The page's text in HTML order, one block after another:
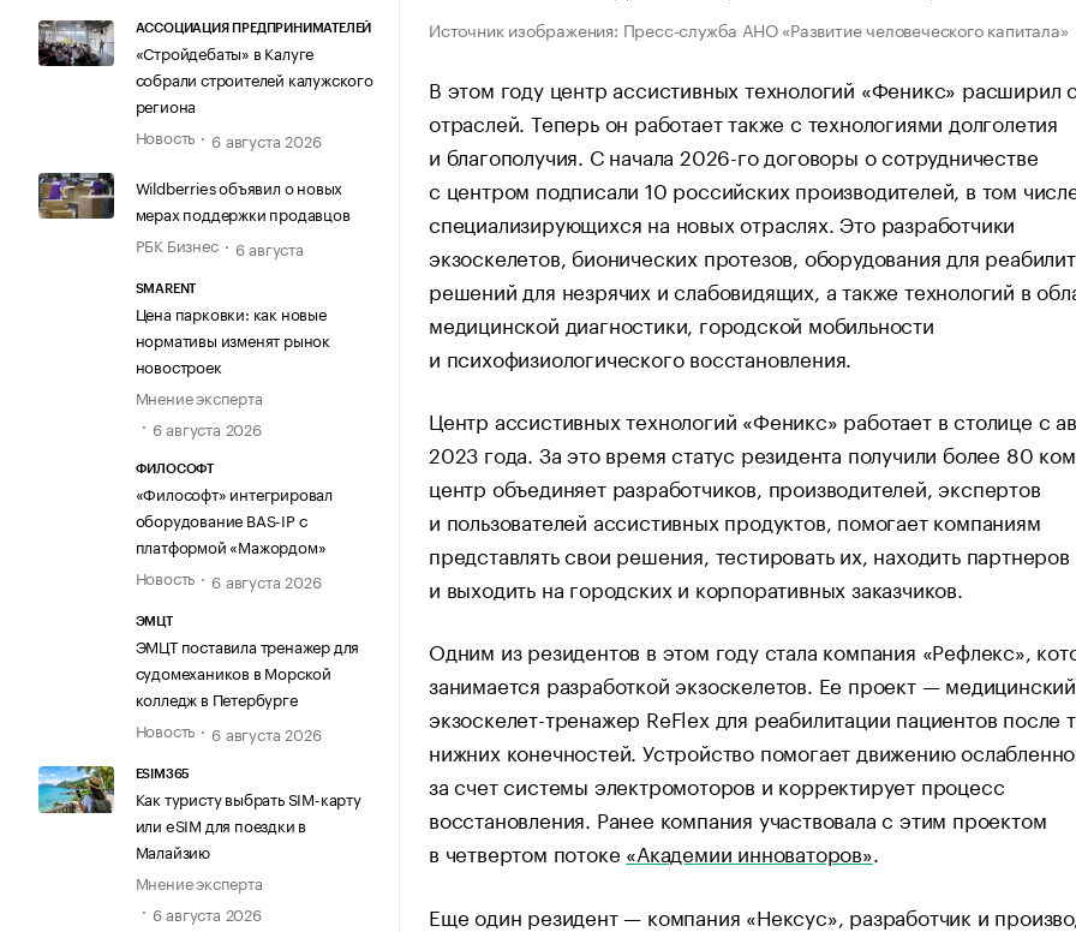
АССОЦИАЦИЯ ПРЕДПРИНИМАТЕЛЕЙ
«Стройдебаты» в Калуге
собрали строителей калужского
региона
Новость
6 августа 2026
Wildberries объявил о новых
мерах поддержки продавцов
РБК Бизнес
6 августа
SMARENT
Цена парковки: как новые
нормативы изменят рынок
новостроек
Мнение эксперта
6 августа 2026
ФИЛОСОФТ
«Философт» интегрировал
оборудование BAS-IP с
платформой «Мажордом»
Новость
6 августа 2026
ЭМЦТ
ЭМЦТ поставила тренажер для
судомехаников в Морской
колледж в Петербурге
Новость
6 августа 2026
ESIM365
Как туристу выбрать SIM-карту
или eSIM для поездки в
Малайзию
Мнение эксперта
6 августа 2026
Источник изображения: Пресс-служба АНО «Развитие человеческого капитала»
В этом году центр ассистивных технологий «Феникс» расширил
отраслей. Теперь он работает также с технологиями долголетия
и благополучия. С начала 2026-го договоры о сотрудничестве
с центром подписали 10 российских производителей, в том
специализирующихся на новых отраслях. Это разработчики
экзоскелетов, бионических протезов, оборудования для
решений для незрячих и слабовидящих, а также технологий в
медицинской диагностики, городской мобильности
и психофизиологического восстановления.
Центр ассистивных технологий «Феникс» работает в столице с
2023 года. За это время статус резидента получили более 80
центр объединяет разработчиков, производителей, экспертов
и пользователей ассистивных продуктов, помогает компаниям
представлять свои решения, тестировать их, находить партнеров
и выходить на городских и корпоративных заказчиков.
Одним из резидентов в этом году стала компания «Рефлекс»,
занимается разработкой экзоскелетов. Ее проект — медицинский
экзоскелет-тренажер ReFlex для реабилитации пациентов после
нижних конечностей. Устройство помогает движению
за счет системы электромоторов и корректирует процесс
восстановления. Ранее компания участвовала с этим проектом
в четвертом потоке «Академии инноваторов»
Еще один резидент — компания «Нексус», разработчик и